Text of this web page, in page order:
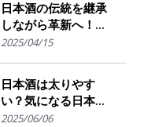
日本酒の伝統を継承
しながら革新へ！
AI・IoTが実現する革
の未来展望
2025/04/15
日本酒は太りやす
い？気になる日本酒
のカロリーと糖質。
2025/06/06